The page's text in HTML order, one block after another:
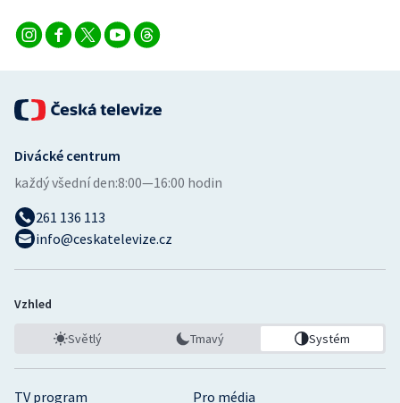
TV program Pro média
Divácké centrum
každý všední den:8:00—16:00 hodin
261 136 113
info@ceskatelevize.cz
Vzhled
Světlý Tmavý Systém